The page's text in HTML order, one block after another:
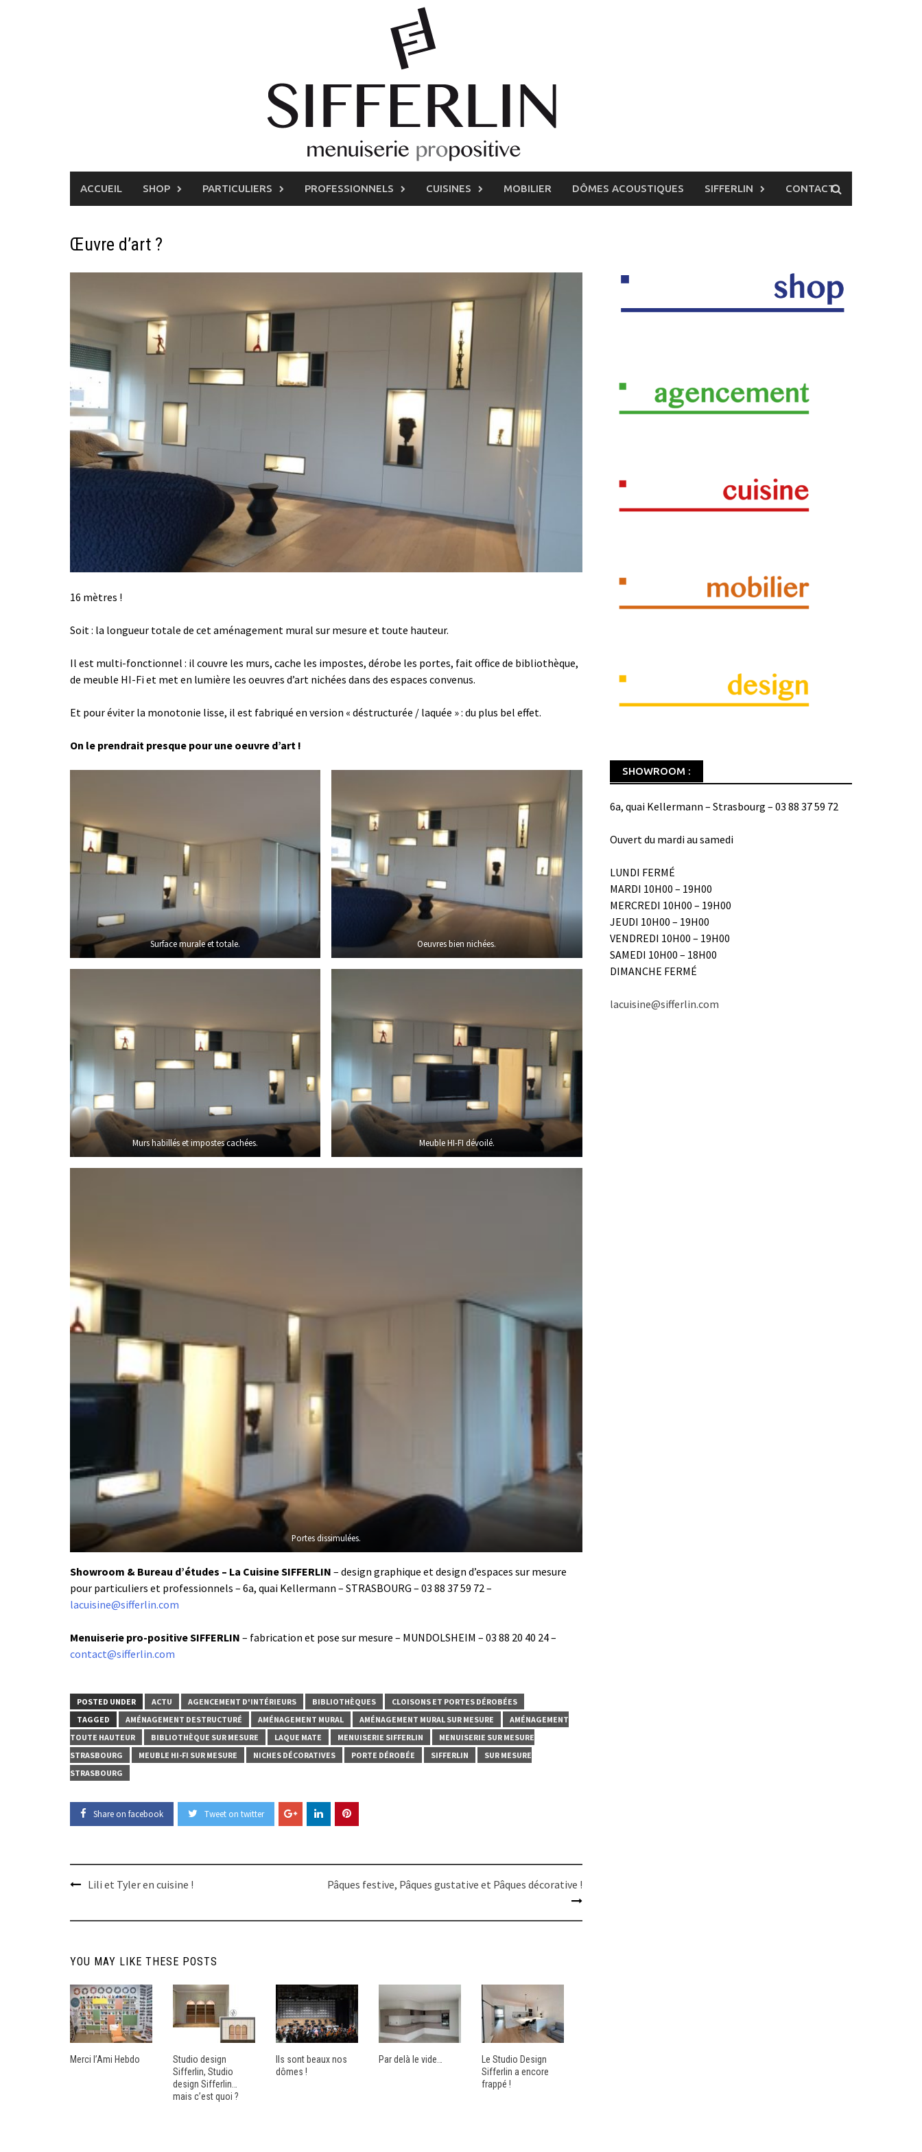
ACCUEIL SHOP PARTICULIERS PROFESSIONNELS CUISINES MOBILIER DÔMES ACOUSTIQUES SIFFERLIN CONTACT
Œuvre d’art ?
16 mètres !
Soit : la longueur totale de cet aménagement mural sur mesure et toute hauteur.
Il est multi-fonctionnel : il couvre les murs, cache les impostes, dérobe les portes, fait office de bibliothèque,
de meuble HI-Fi et met en lumière les oeuvres d’art nichées dans des espaces convenus.
Et pour éviter la monotonie lisse, il est fabriqué en version « déstructurée / laquée » : du plus bel effet.
On le prendrait presque pour une oeuvre d’art !
Surface murale et totale. Oeuvres bien nichées.
Murs habillés et impostes cachées. Meuble HI-FI dévoilé.
Portes dissimulées.
Showroom & Bureau d’études – La Cuisine SIFFERLIN – design graphique et design d’espaces sur mesure
pour particuliers et professionnels – 6a, quai Kellermann – STRASBOURG – 03 88 37 59 72 –
lacuisine@sifferlin.com
Menuiserie pro-positive SIFFERLIN – fabrication et pose sur mesure – MUNDOLSHEIM – 03 88 20 40 24 –
contact@sifferlin.com
POSTED UNDER ACTU AGENCEMENT D'INTÉRIEURS BIBLIOTHÈQUES
CLOISONS ET PORTES DÉROBÉES
TAGGED
AMÉNAGEMENT DESTRUCTURÉ AMÉNAGEMENT MURAL AMÉNAGEMENT MURAL SUR MESURE
AMÉNAGEMENT
TOUTE HAUTEUR
BIBLIOTHÈQUE SUR MESURE LAQUE MATE MENUISERIE SIFFERLIN
MENUISERIE SUR MESURE
STRASBOURG
MEUBLE HI-FI SUR MESURE NICHES DÉCORATIVES PORTE DÉROBÉE SIFFERLIN
SUR MESURE
STRASBOURG
Share on facebook Tweet on twitter
PostLili et Tyler en cuisine ! Pâques festive, Pâques gustative et Pâques décorative !
YOU MAY LIKE THESE POSTS
Merci l’Ami Hebdo
Studio design
Sifferlin, Studio
design Sifferlin…
mais c’est quoi ?
Ils sont beaux nos
dômes !
Par delà le vide…
Le Studio Design
Sifferlin a encore
frappé !
SHOWROOM :
6a, quai Kellermann – Strasbourg – 03 88 37 59 72
Ouvert du mardi au samedi
LUNDI FERMÉ
MARDI 10H00 – 19H00
MERCREDI 10H00 – 19H00
JEUDI 10H00 – 19H00
VENDREDI 10H00 – 19H00
SAMEDI 10H00 – 18H00
DIMANCHE FERMÉ
lacuisine@sifferlin.com